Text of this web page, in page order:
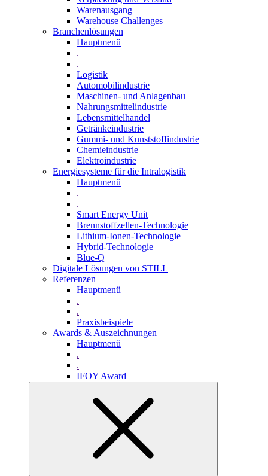
Warenausgang
Warehouse Challenges
Branchenlösungen
Hauptmenü
.
.
Logistik
Automobilindustrie
Maschinen- und Anlagenbau
Nahrungsmittelindustrie
Lebensmittelhandel
Getränkeindustrie
Gummi­- und Kunststoffindustrie
Chemieindustrie
Elektroindustrie
Energiesysteme für die Intralogistik
Hauptmenü
.
.
Smart Energy Unit
Brennstoffzellen-Technologie
Lithium-Ionen-Technologie
Hybrid-Technologie
Blue-Q
Digitale Lösungen von STILL
Referenzen
Hauptmenü
.
.
Praxisbeispiele
Awards & Auszeichnungen
Hauptmenü
.
.
IFOY Award